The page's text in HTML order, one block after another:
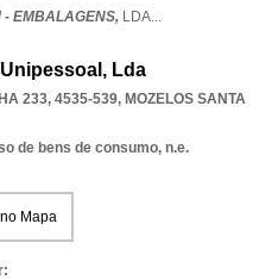
- EMBALAGENS, LDA...
Lda
233, 4535-539, MOZELOS SANTA
de bens de consumo, n.e.
Mapa